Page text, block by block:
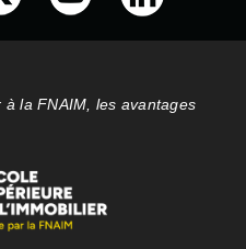
à la FNAIM, les avantages